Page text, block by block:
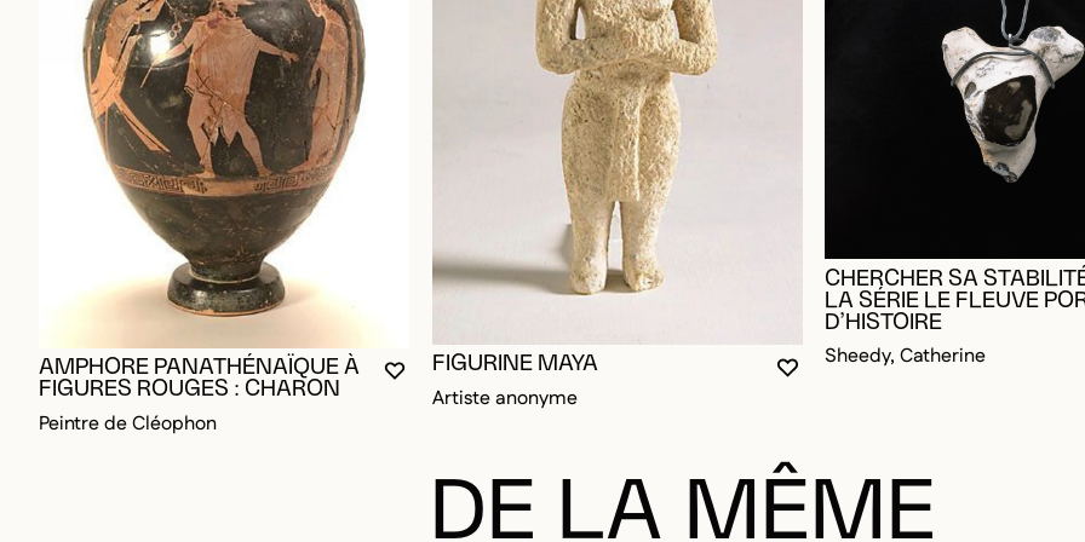
VOUS DEVEZ ÊTRE CONNECTÉ POUR AJOUTER AUX FAVORIS
FERMER LA MODALE
OUVRIR LA MODALE
AMPHORE PANATHÉNAÏQUE À
FIGURES ROUGES : CHARON
Peintre de Cléophon
VOUS DEVEZ ÊTRE CONNECTÉ
FERMER LA MODALE
OUVRIR LA MODALE
FIGURINE MAYA
Artiste anonyme
CHERCHER SA
LA SÉRIE LE FLEUVE
D’HISTOIRE
Sheedy, Catherine
DE LA MÊME